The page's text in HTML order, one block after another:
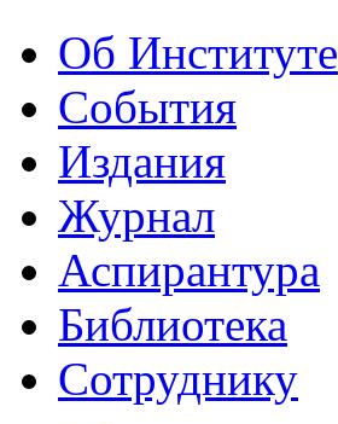
Об Институте
События
Издания
Журнал
Аспирантура
Библиотека
Сотруднику